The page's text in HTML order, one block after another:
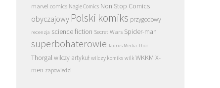
marvel comics Nagle Comics Non Stop Comics
obyczajowy Polski komiks przygodowy
recenzja science fiction Secret Wars Spider-man
superbohaterowie Taurus Media Thor
Thorgalwilczy artykuł wilczy komiks wilk WKKM X-
men zapowiedzi